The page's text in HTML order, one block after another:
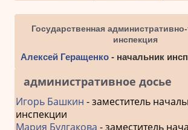
Государственная
инспекция
Алексей Геращенко- начальник
административное досье
Игорь Башкин - заместитель
инспекции
Мария Булгакова - заместитель